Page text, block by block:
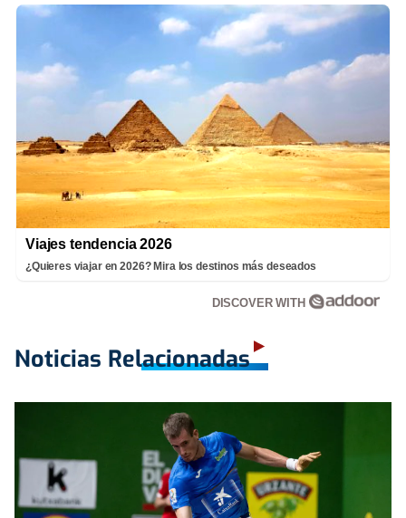
Viajes tendencia 2026
¿Quieres viajar en 2026? Mira los destinos más deseados
DISCOVER WITH
Noticias Relacionadas